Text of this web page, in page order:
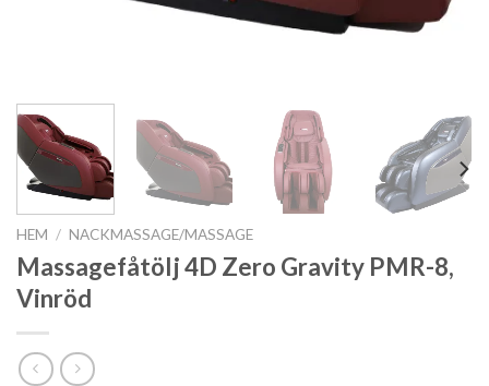
HEM / NACKMASSAGE/MASSAGE
Massagefåtölj 4D Zero Gravity PMR-8,
Vinröd